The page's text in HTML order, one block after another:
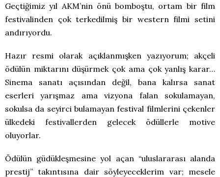
Geçtiğimiz yıl AKM’nin önü bomboştu, ortam bir film
festivalinden çok terkedilmiş bir western filmi setini
andırıyordu.
Hazır resmi olarak açıklanmışken yazıyorum; akçeli
ödülün miktarını düşürmek çok ama çok yanlış karar…
Sinema sanatı açısından değil, bana kalırsa sanat
eserleri yarışmaz ama vizyona falan sokulamayan,
sokulsa da seyirci bulamayan festival filmlerini çekenler
ülkedeki festivallerden gelecek ödüllerle motive
oluyorlar.
Ödülün güdükleşmesine yol açan “uluslararası alanda
prestij” takıntısına dair söyleyeceklerim var; mesele